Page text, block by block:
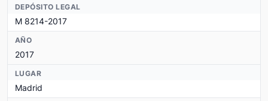
DEPÓSITO LEGAL
M 8214-2017
AÑO
2017
LUGAR
Madrid